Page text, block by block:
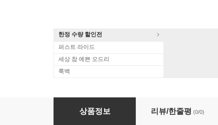
한정 수량 할인전
퍼스트 라이드
세상 참 예쁜 오드리
룩백
Alberto Giurioli (알베르토 지우리올리) -
상품정보 리뷰/한줄평 (0/0)